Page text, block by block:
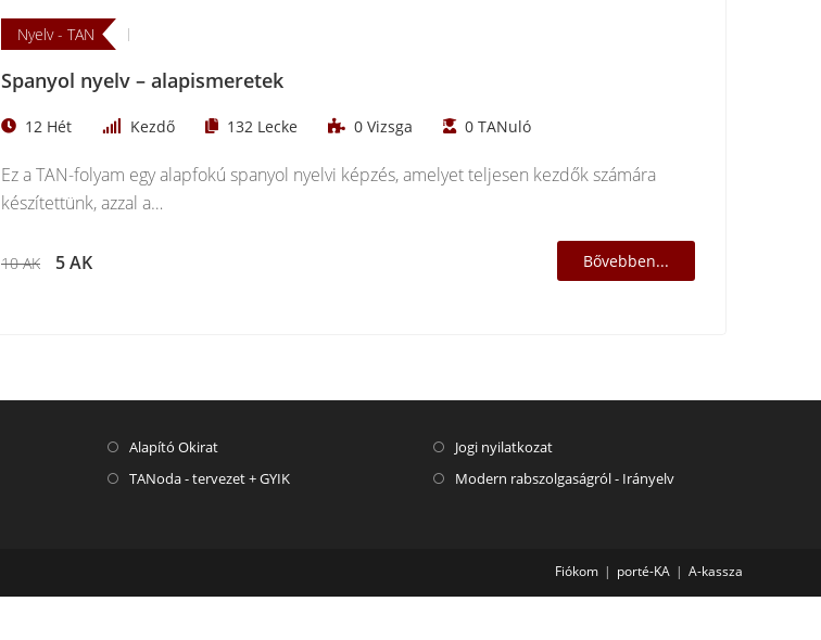
Nyelv - TAN
Spanyol nyelv – alapismeretek
12 Hét Kezdő 132Lecke 0Vizsga 0TANuló
Ez a TAN-folyam egy alapfokú spanyol nyelvi képzés, amelyet teljesen kezdők számára
készítettünk, azzal a…
10 AK 5 AK Bővebben...
Alapító Okirat
TANoda - tervezet + GYIK
Jogi nyilatkozat
Modern rabszolgaságról - Irányelv
Fiókom porté-KA A-kassza